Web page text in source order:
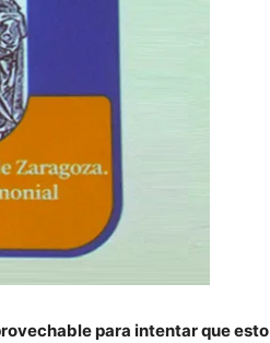
para intentar que esto